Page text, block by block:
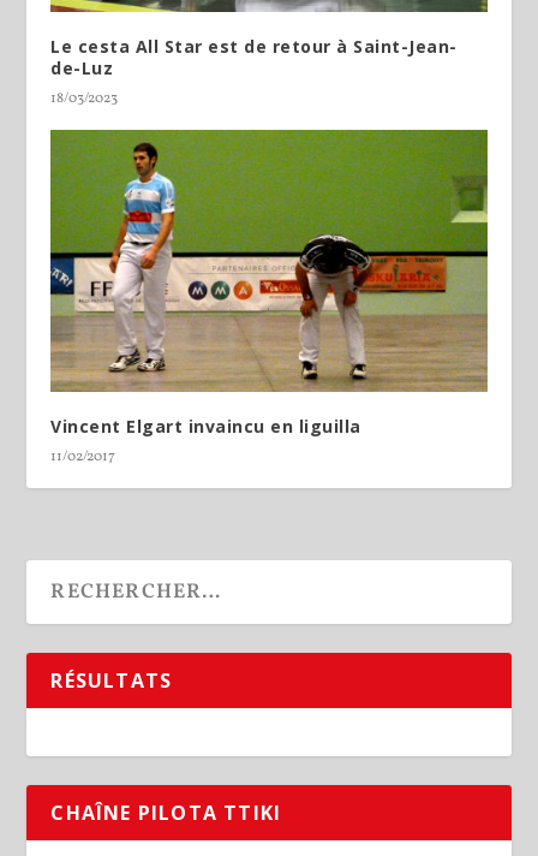
Le cesta All Star est de retour à Saint-Jean-
de-Luz
18/03/2023
Vincent Elgart invaincu en liguilla
11/02/2017
RÉSULTATS
CHAÎNE PILOTA TTIKI